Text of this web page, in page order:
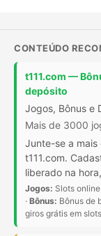
CONTEÚDO
t111.com —
depósito
Jogos, Bônus e
Mais de 3000
Junte-se a
t111.com.
liberado na
Jogos: Slots
· Bônus: Bônus de
giros grátis em